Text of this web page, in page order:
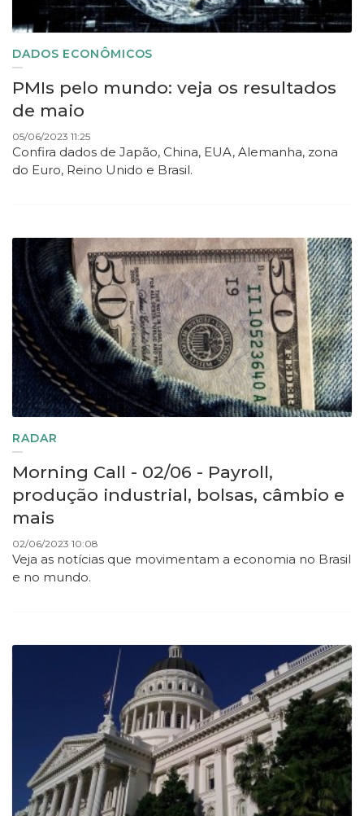
DADOS ECONÔMICOS
PMIs pelo mundo: veja os resultados
de maio
05/06/2023 11:25
Confira dados de Japão, China, EUA, Alemanha, zona
do Euro, Reino Unido e Brasil.
RADAR
Morning Call - 02/06 - Payroll,
produção industrial, bolsas, câmbio e
mais
02/06/2023 10:08
Veja as notícias que movimentam a economia no Brasil
e no mundo.